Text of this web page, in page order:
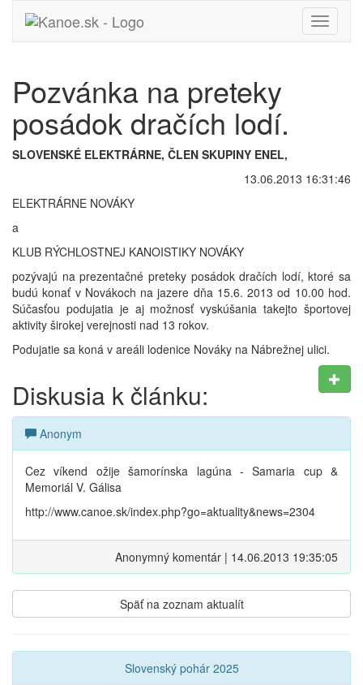
Toggle
Pozvánka na preteky
posádok dračích lodí.
SLOVENSKÉ ELEKTRÁRNE, ČLEN SKUPINY ENEL,
13.06.2013 16:31:46
ELEKTRÁRNE NOVÁKY
a
KLUB RÝCHLOSTNEJ KANOISTIKY NOVÁKY
pozývajú na prezentačné preteky posádok dračích lodí, ktoré sa
budú konať v Novákoch na jazere dňa 15.6. 2013 od 10.00 hod.
Súčasťou podujatia je aj možnosť vyskúšania takejto športovej
aktivity širokej verejnosti nad 13 rokov.
Podujatie sa koná v areáli lodenice Nováky na Nábrežnej ulici.
Diskusia k článku:
Anonym
Cez víkend ožije šamorínska lagúna - Samaria cup &
Memoriál V. Gálisa
http://www.canoe.sk/index.php?go=aktuality&news=2304
Anonymný komentár | 14.06.2013 19:35:05
Späť na zoznam aktualít
Slovenský pohár 2025